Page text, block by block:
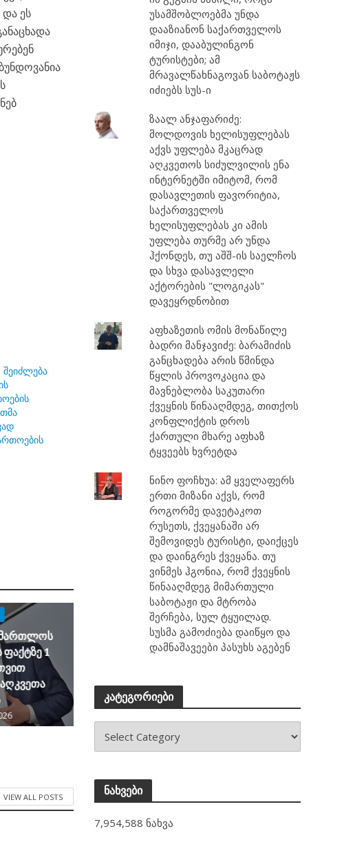
ეს
შეიძლება
1
VIEW ALL POSTS
უსამშობლოებმა უნდა
დააზიანონ საქართველოს
იმიჯი, დააბულინგონ
ტურისტები; ამ
მრავალწახნაგოვან საბოტაჟს
იძიებს სუს-ი
ზაალ ანჯაფარიძე:
მოლდოვის ხელისუფლებას
აქვს უფლება მკაცრად
აღკვეთოს სიძულვილის ენა
ინტერნეტში იმიტომ, რომ
დასავლეთის ფავორიტია,
საქართველოს
ხელისუფლებას კი ამის
უფლება თურმე არ უნდა
ჰქონდეს, თუ აშშ-ის საელჩოს
და სხვა დასავლელი
აქტორების "ლოგიკას"
დავეყრდნობით
აფხაზეთის ომის მონაწილე
ბადრი მანჯავიძე: ბარამიძის
განცხადება არის წმინდა
წყლის პროვოკაცია და
მავნებლობა საკუთარი
ქვეყნის წინააღმდეგ, თითქოს
კონფლიქტის დროს
ქართული მხარე აფხაზ
ტყვეებს ხვრეტდა
ნინო ფოჩხუა: ამ ყველაფერს
ერთი მიზანი აქვს, რომ
როგორმე დავეტაკოთ
რუსეთს, ქვეყანაში არ
შემოვიდეს ტურისტი, დაიქცეს
და დაინგრეს ქვეყანა. თუ
ვინმეს ჰგონია, რომ ქვეყნის
წინააღმდეგ მიმართული
საბოტაჟი და მტრობა
შერჩება, სულ ტყუილად.
სუსმა გამოძიება დაიწყო და
დამნაშავეები პასუხს აგებენ
კატეგორიები
ნახვები
7,954,588 ნახვა